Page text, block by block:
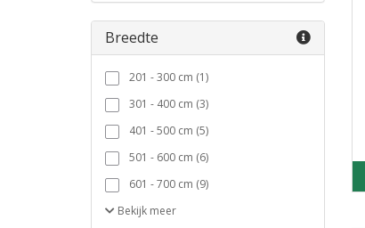
Breedte
201 - 300 cm (1)
301 - 400 cm (3)
401 - 500 cm (5)
501 - 600 cm (6)
601 - 700 cm (9)
Bekijk meer